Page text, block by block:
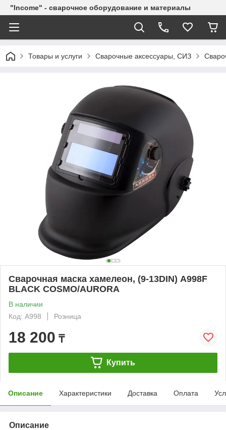
"Income" - сварочное оборудование и материалы
Товары и услуги Сварочные аксессуары, СИЗ
Сварочная маска хамелеон, (9-13DIN) А998F
BLACK COSMO/AURORA
В наличии
Код: А998
Розница
18 200 ₸
Купить
Описание Характеристики Доставка Оплата
Описание